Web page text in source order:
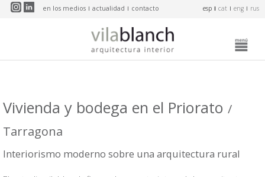
Pasar al contenido principal
en los medios actualidad contacto esp cat eng rus
Vivienda y bodega en el Priorato /
Tarragona
Interiorismo moderno sobre una arquitectura rural